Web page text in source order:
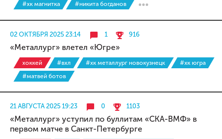
#хк магнитка
#никита богданов
02 ОКТЯБРЯ 2025 23:14 1 916
«Металлург» влетел «Югре»
хоккей #вхл #хк металлург новокузнецк
#хк югра
#матвей ботов
21 АВГУСТА 2025 19:23 0 1103
«Металлург» уступил по буллитам «СКА-ВМФ» в
первом матче в Санкт-Петербурге